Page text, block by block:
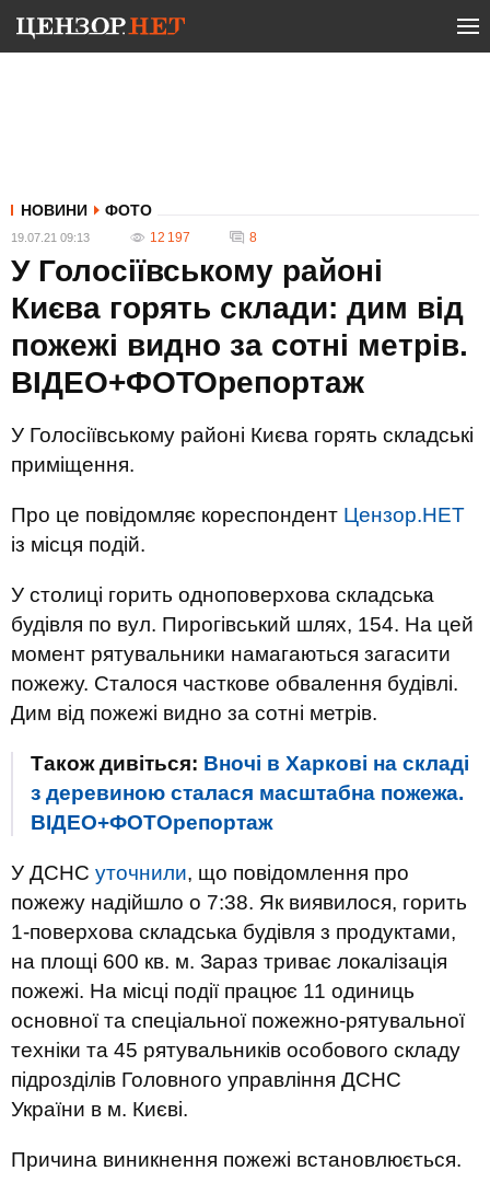
НОВИНИ ФОТО
19.07.21 09:13 12 197 8
У Голосіївському районі
Києва горять склади: дим від
пожежі видно за сотні метрів.
ВІДЕО+ФОТОрепортаж
У Голосіївському районі Києва горять складські
приміщення.
Про це повідомляє кореспондент Цензор.НЕТ
із місця подій.
У столиці горить одноповерхова складська
будівля по вул. Пирогівський шлях, 154. На цей
момент рятувальники намагаються загасити
пожежу. Сталося часткове обвалення будівлі.
Дим від пожежі видно за сотні метрів.
Також дивіться: Вночі в Харкові на складі
з деревиною сталася масштабна пожежа.
ВІДЕО+ФОТОрепортаж
У ДСНС уточнили, що повідомлення про
пожежу надійшло о 7:38. Як виявилося, горить
1-поверхова складська будівля з продуктами,
на площі 600 кв. м. Зараз триває локалізація
пожежі. На місці події працює 11 одиниць
основної та спеціальної пожежно-рятувальної
техніки та 45 рятувальників особового складу
підрозділів Головного управління ДСНС
України в м. Києві.
Причина виникнення пожежі встановлюється.